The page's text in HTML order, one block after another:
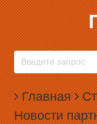
Главная
Новости
28.05.2012, 14:29
КУЙВАШЕВ
Временно
области